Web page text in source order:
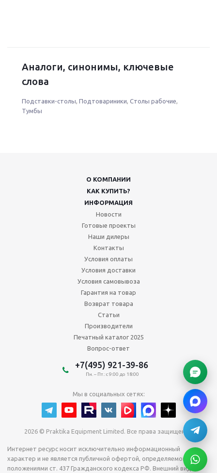
Аналоги, синонимы, ключевые
слова
Подставки-столы Подтовариники Столы рабочие
Тумбы
О КОМПАНИИ
КАК КУПИТЬ?
ИНФОРМАЦИЯ
Новости
Готовые проекты
Наши дилеры
Контакты
Условия оплаты
Условия доставки
Условия самовывоза
Гарантия на товар
Возврат товара
Статьи
Производители
Печатный каталог 2025
Вопрос-ответ
+7(495) 921-39-86
Пн. – Пт.: с 9:00 до 18:00
Мы в социальных сетях:
2026 © Praktika Equipment Limited. Все права защищены.
Интернет ресурс носит исключительно информационный
характер и не является публичной офертой, определяемой
положениями ст. 437 Гражданского кодекса РФ. Внешний вид